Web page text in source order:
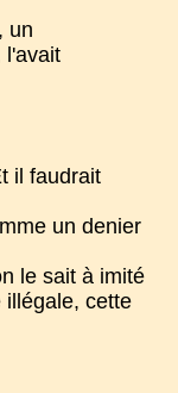
un
l'avait
il faudrait
un denier
le sait à imité
illégale, cette